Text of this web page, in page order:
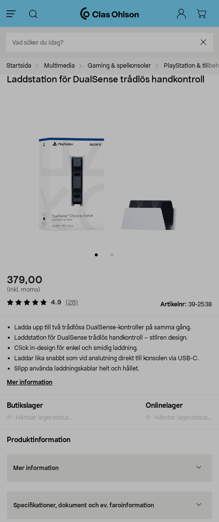
Startsida Multimedia Gaming & spelkonsoler PlayStation &
Laddstation för DualSense trådlös handkontroll
379,00
(inkl. moms)
Artikelnr: 39-2538
4.9 ( 28)
Butikslager
Hämtar lagerstatus...
Onlinelager
Hämtar lagerstatus...
Ladda upp till två trådlösa DualSense-kontroller på samma gång.
Laddstation för DualSense trådlös handkontroll – stilren design.
Click in-design för enkel och smidig laddning.
Laddar lika snabbt som vid anslutning direkt till konsolen via USB-C.
Slipp använda laddningskablar helt och hållet.
Mer information
Produktinformation
Mer information
Specifikationer, dokument och ev. faroinformation